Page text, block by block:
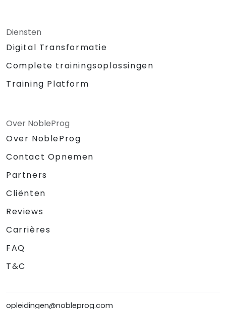
Diensten
Digital Transformatie
Complete trainingsoplossingen
Training Platform
Over NobleProg
Over NobleProg
Contact Opnemen
Partners
Cliënten
Reviews
Carrières
FAQ
T&C
opleidingen@nobleprog.com